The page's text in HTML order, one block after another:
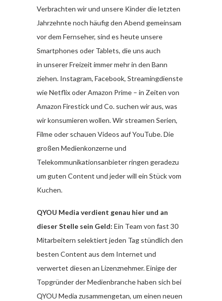
Verbrachten wir und unsere Kinder die letzten
Jahrzehnte noch häufig den Abend gemeinsam
vor dem Fernseher, sind es heute unsere
Smartphones oder Tablets, die uns auch
in unserer Freizeit immer mehr in den Bann
ziehen. Instagram, Facebook, Streamingdienste
wie Netflix oder Amazon Prime – in Zeiten von
Amazon Firestick und Co. suchen wir aus, was
wir konsumieren wollen. Wir streamen Serien,
Filme oder schauen Videos auf YouTube. Die
großen Medienkonzerne und
Telekommunikationsanbieter ringen geradezu
um guten Content und jeder will ein Stück vom
Kuchen.
QYOU Media verdient genau hier und an
dieser Stelle sein Geld: Ein Team von fast 30
Mitarbeitern selektiert jeden Tag stündlich den
besten Content aus dem Internet und
verwertet diesen an Lizenznehmer. Einige der
Topgründer der Medienbranche haben sich bei
QYOU Media zusammengetan, um einen neuen